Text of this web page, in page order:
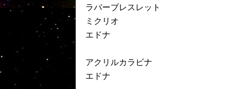
ラバーブレスレット
ミクリオ
エドナ
アクリルカラビナ
エドナ